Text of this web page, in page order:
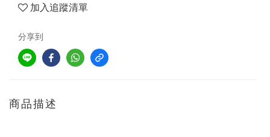
加入追蹤清單
分享到
商品描述